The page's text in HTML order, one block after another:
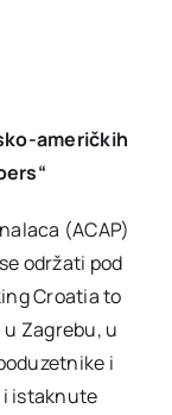
američkih
(ACAP)
održati pod
Croatia to
Zagrebu, u
i
i istaknute